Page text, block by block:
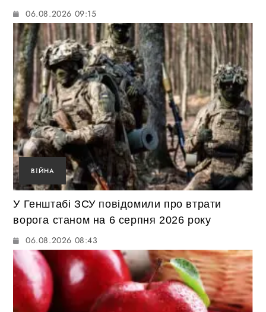
06.08.2026 09:15
ВІЙНА
У Генштабі ЗСУ повідомили про втрати
ворога станом на 6 серпня 2026 року
06.08.2026 08:43